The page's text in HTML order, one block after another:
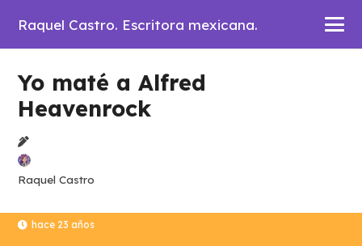
Raquel Castro. Escritora mexicana.
Yo maté a Alfred
Heavenrock
Raquel Castro
hace 23 años